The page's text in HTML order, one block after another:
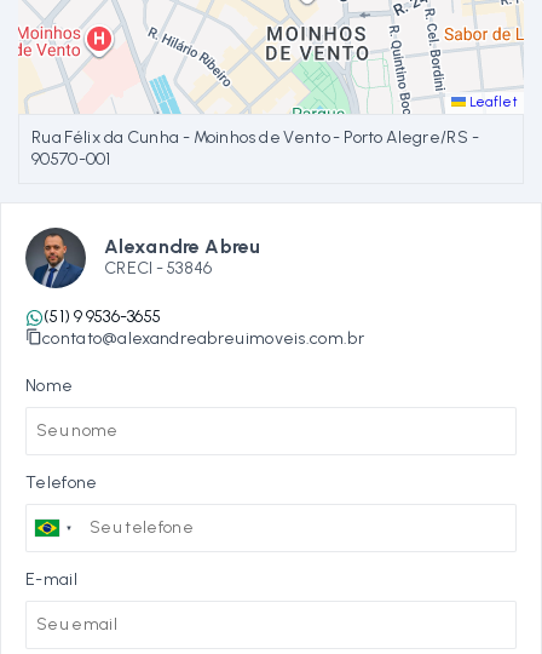
Leaflet
Rua Félix da Cunha - Moinhos de Vento - Porto Alegre/RS -
90570-001
Alexandre Abreu
CRECI -53846
(51) 9 9536-3655
contato@alexandreabreuimoveis.com.br
Nome
Telefone
E-mail